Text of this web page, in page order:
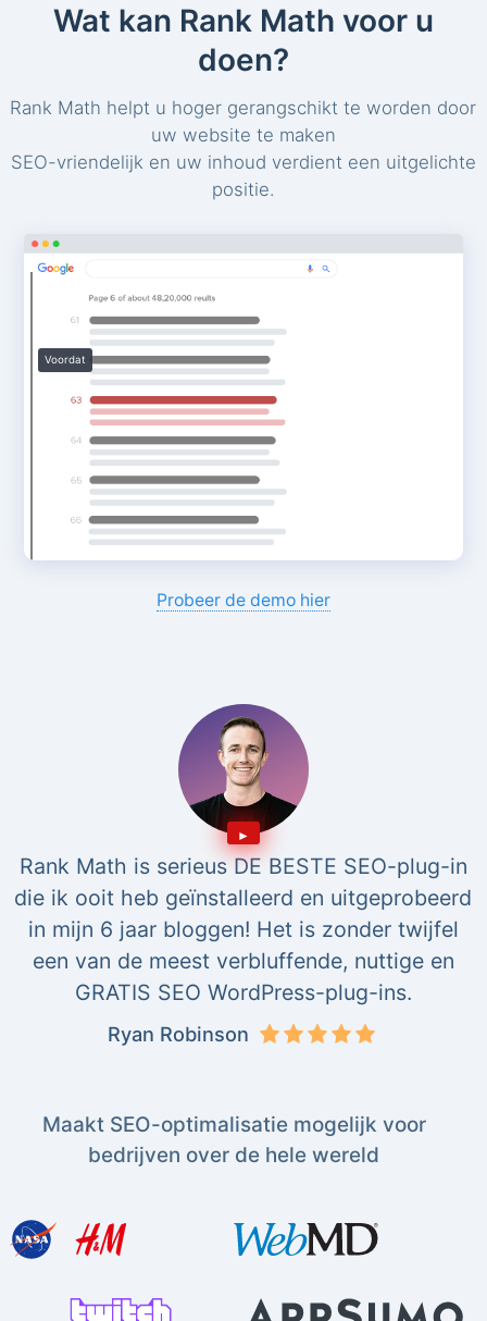
Wat kan Rank Math voor u
doen?
Rank Math helpt u hoger gerangschikt te worden door
uw website te maken
SEO-vriendelijk en uw inhoud verdient een uitgelichte
positie.
Voordat
Probeer de demo hier
Rank Math is serieus DE BESTE SEO-plug-in
die ik ooit heb geïnstalleerd en uitgeprobeerd
in mijn 6 jaar bloggen! Het is zonder twijfel
een van de meest verbluffende, nuttige en
GRATIS SEO WordPress-plug-ins.
Ryan Robinson
Maakt SEO-optimalisatie mogelijk voor
bedrijven over de hele wereld